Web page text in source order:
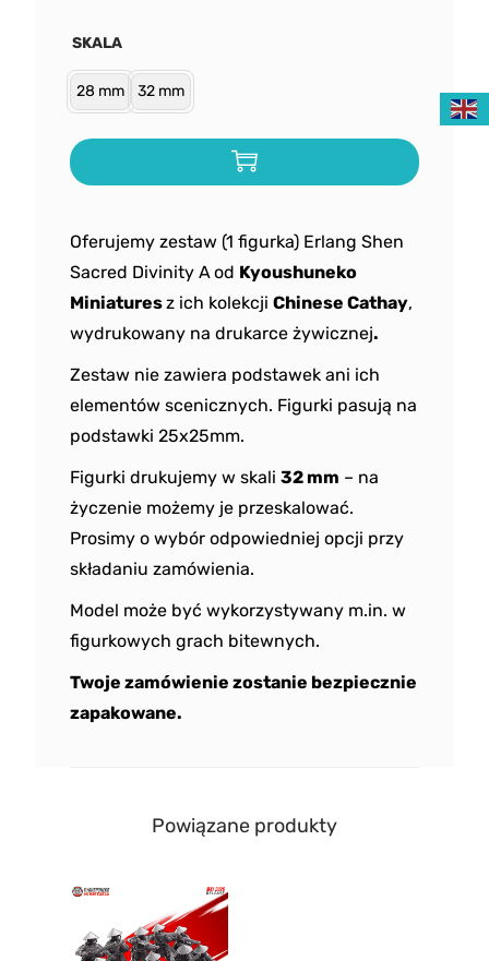
Oferujemy zestaw (1 figurka) Erlang Shen
Sacred Divinity Aod Kyoushuneko
Miniaturesz ich kolekcji Chinese Cathay,
wydrukowany na drukarce żywicznej.
Zestaw nie zawiera podstawek ani ich
elementów scenicznych. Figurki pasują na
podstawki 25x25mm.
Figurki drukujemy w skali 32 mm – na
życzenie możemy je przeskalować.
Prosimy o wybór odpowiedniej opcji przy
składaniu zamówienia.
Model może być wykorzystywany m.in. w
figurkowych grach bitewnych.
Twoje zamówienie zostanie bezpiecznie
zapakowane.
SKALA
28 mm 32 mm
Powiązane produkty